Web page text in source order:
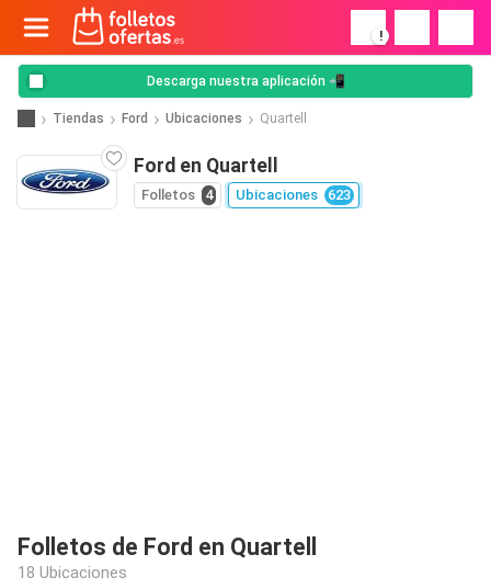
!
Descarga nuestra aplicación 📲
Tiendas Ford Ubicaciones Quartell
Ford en Quartell
Folletos 4 Ubicaciones 623
Folletos de Ford en Quartell
18 Ubicaciones